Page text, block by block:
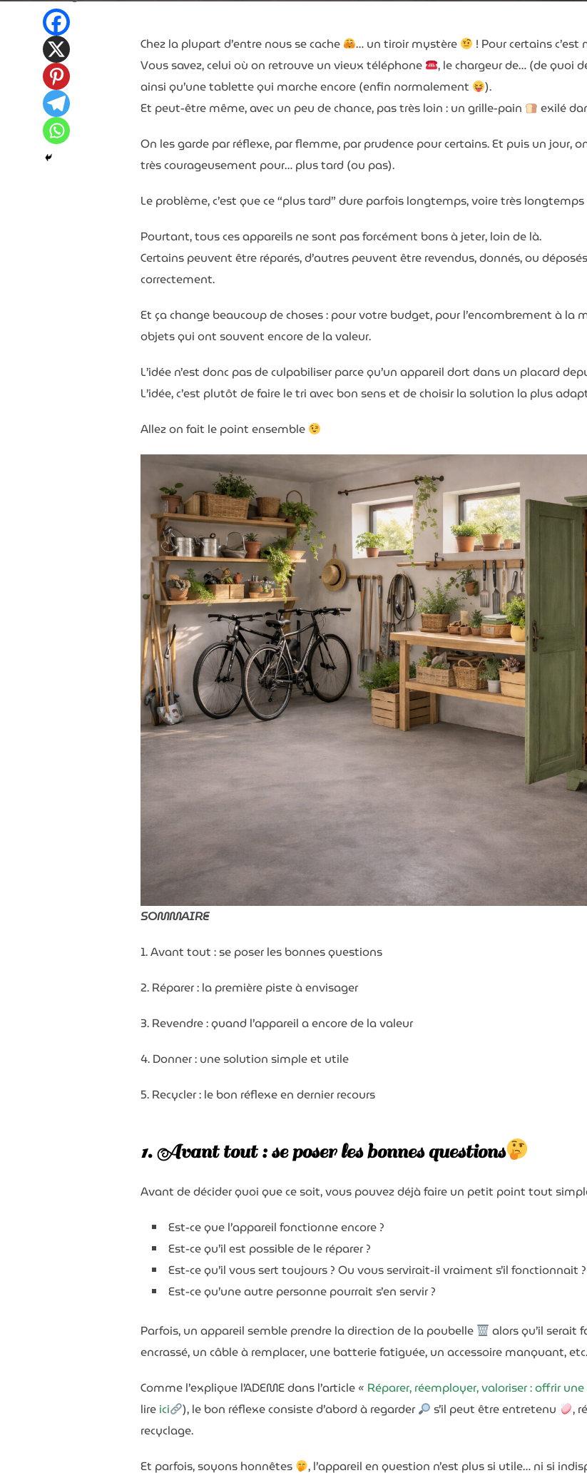
Chez la plupart d’entre nous se cache … un tiroir mystère
! Pour certains
Vous savez, celui où on retrouve un vieux téléphone
, le chargeur de… (de quoi
ainsi qu’une tablette qui marche encore (enfin normalement
).
Et peut-être même, avec un peu de chance, pas très loin : un grille-pain
exilé
On les garde par réflexe, par flemme, par prudence pour certains. Et puis un jour,
très courageusement pour… plus tard (ou pas).
Le problème, c’est que ce “plus tard” dure parfois longtemps, voire très longtemps
Pourtant, tous ces appareils ne sont pas forcément bons à jeter, loin de là.
Certains peuvent être réparés, d’autres peuvent être revendus, donnés, ou
correctement.
Et ça change beaucoup de choses : pour votre budget, pour l’encombrement à la
objets qui ont souvent encore de la valeur.
L’idée n’est donc pas de culpabiliser parce qu’un appareil dort dans un placard
L’idée, c’est plutôt de faire le tri avec bon sens et de choisir la solution la plus
Allez on fait le point ensemble
SOMMAIRE
1. Avant tout : se poser les bonnes questions
2. Réparer : la première piste à envisager
3. Revendre : quand l’appareil a encore de la valeur
4. Donner : une solution simple et utile
5. Recycler : le bon réflexe en dernier recours
1. Avant tout : se poser les bonnes questions
Avant de décider quoi que ce soit, vous pouvez déjà faire un petit point tout
Est-ce que l’appareil fonctionne encore ?
Est-ce qu’il est possible de le réparer ?
Est-ce qu’il vous sert toujours ? Ou vous servirait-il vraiment s’il fonctionnait ?
Est-ce qu’une autre personne pourrait s’en servir ?
Parfois, un appareil semble prendre la direction de la poubelle alors qu’il serait
encrassé, un câble à remplacer, une batterie fatiguée, un accessoire manquant, etc.
Comme l’explique l’ADEME dans l’article « Réparer, réemployer, valoriser : offrir
lire ici ), le bon réflexe consiste d’abord à regarder s’il peut être entretenu ,
recyclage.
Et parfois, soyons honnêtes
, l’appareil en question n’est plus si utile… ni si
Les 10 gestes écolos qui font économiser
En vous inscrivant ici,vous recevrez des articles, des vidéos, offre commerciales,
Vous pouvez vous désabonner à tout instant
Mon prénom
Mon adresse email préférée
Recevoir mon dossier